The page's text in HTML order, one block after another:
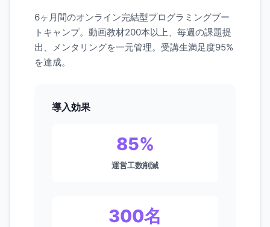
6ヶ月間のオンライン完結型プログラミングブー
トキャンプ。動画教材200本以上、毎週の課題提
出、メンタリングを一元管理。受講生満足度95%
を達成。
導入効果
85%
運営工数削減
300名